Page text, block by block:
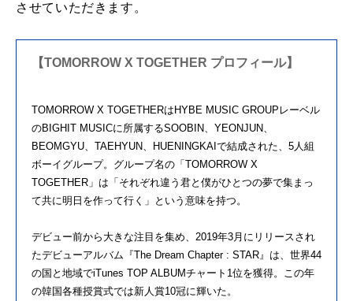
させていただきます。
【TOMORROW X TOGETHER プロフィール】
TOMORROW X TOGETHERはHYBE MUSIC GROUPレーベル
のBIGHIT MUSICに所属するSOOBIN、YEONJUN、
BEOMGYU、TAEHYUN、HUENINGKAIで結成された、5人組
ボーイグループ。グループ名の「TOMORROW X
TOGETHER」は「それぞれ違う君と僕がひとつの夢で集まっ
て共に明日を作って行く」という意味を持つ。
デビュー前から大きな注目を集め、2019年3月にリリースされ
たデビューアルバム『The Dream Chapter : STAR』は、世界44
の国と地域でiTunes TOP ALBUMチャート1位を獲得。この年
の韓国各種授賞式では新人賞10冠に輝いた。